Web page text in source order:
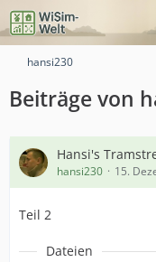
hansi230
Beiträge von
Hansi's
hansi230 15.
Teil 2
Dateien